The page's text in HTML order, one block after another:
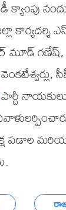
కార్యదర్శి
మూడ్
నాయకులు,
పడాల